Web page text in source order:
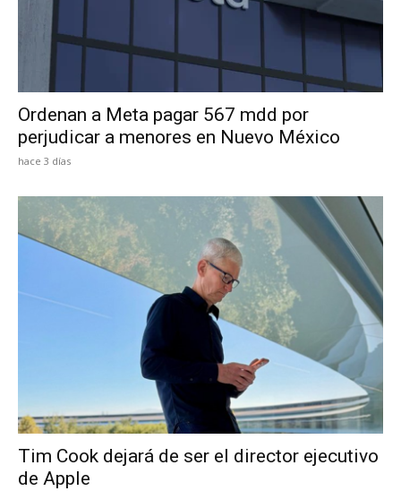
Ordenan a Meta pagar 567 mdd por
perjudicar a menores en Nuevo México
hace 3 días
Tim Cook dejará de ser el director ejecutivo
de Apple